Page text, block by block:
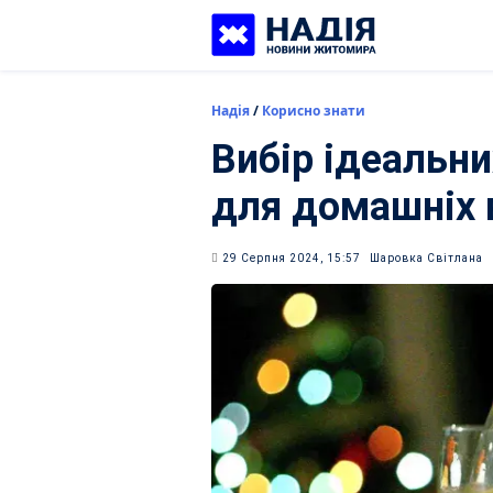
Надія/ Корисно знати
Вибір
для домашніх
29 Серпня 2024, 15:57 Шаровка Світлана